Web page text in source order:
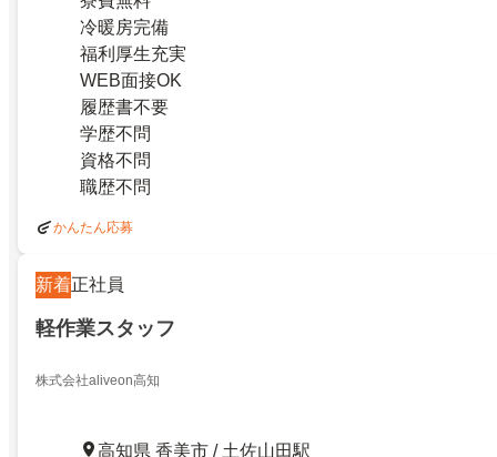
冷暖房完備
福利厚生充実
WEB面接OK
履歴書不要
学歴不問
資格不問
職歴不問
かんたん応募
新着正社員
軽作業スタッフ
株式会社aliveon高知
高知県 香美市 / 土佐山田駅